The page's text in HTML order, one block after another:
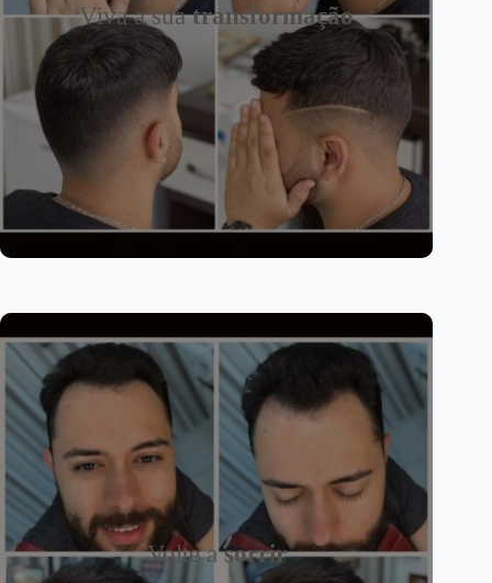
Viva a suatransformação
Volte asorrir